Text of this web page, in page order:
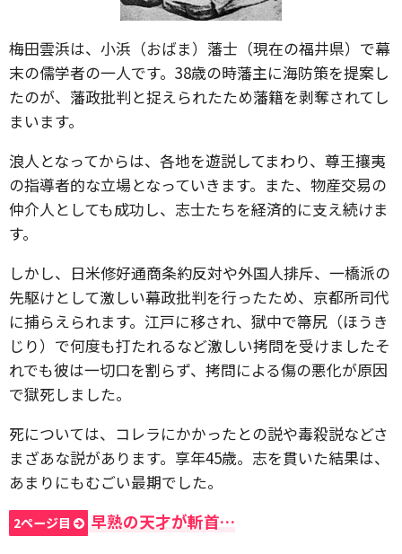
梅田雲浜は、小浜（おばま）藩士（現在の福井県）で幕
末の儒学者の一人です。38歳の時藩主に海防策を提案し
たのが、藩政批判と捉えられたため藩籍を剥奪されてし
まいます。
浪人となってからは、各地を遊説してまわり、尊王攘夷
の指導者的な立場となっていきます。また、物産交易の
仲介人としても成功し、志士たちを経済的に支え続けま
す。
しかし、日米修好通商条約反対や外国人排斥、一橋派の
先駆けとして激しい幕政批判を行ったため、京都所司代
に捕らえられます。江戸に移され、獄中で箒尻（ほうき
じり）で何度も打たれるなど激しい拷問を受けましたそ
れでも彼は一切口を割らず、拷問による傷の悪化が原因
で獄死しました。
死については、コレラにかかったとの説や毒殺説などさ
まざあな説があります。享年45歳。志を貫いた結果は、
あまりにもむごい最期でした。
2ページ目 早熟の天才が斬首…